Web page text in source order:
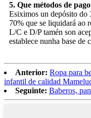
5. Que métodos de
Esiximos un depósito do
70% que se liquidará ao
L/C e D/P tamén son
establece nunha base de
Anterior: Ropa para
infantil de calidad
Seguinte: Baberos,